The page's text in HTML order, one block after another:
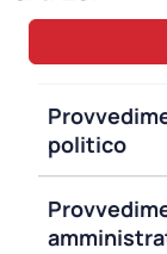
politico